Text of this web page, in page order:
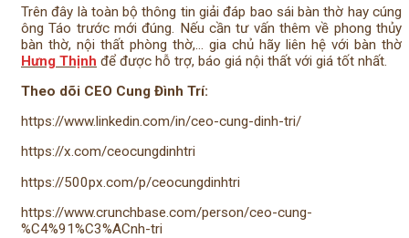
Trên đây là toàn bộ thông tin giải đáp bao sái bàn thờ hay cúng
ông Táo trước mới đúng. Nếu cần tư vấn thêm về phong thủy
bàn thờ, nội thất phòng thờ,… gia chủ hãy liên hệ với bàn thờ
Hưng Thịnh để được hỗ trợ, báo giá nội thất với giá tốt nhất.
Theo dõi CEO Cung Đình Trí:
https://www.linkedin.com/in/ceo-cung-dinh-tri/
https://x.com/ceocungdinhtri
https://500px.com/p/ceocungdinhtri
https://www.crunchbase.com/person/ceo-cung-
%C4%91%C3%ACnh-tri